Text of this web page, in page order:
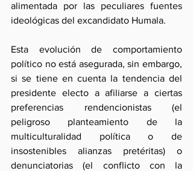
alimentada por las peculiares fuentes
ideológicas del excandidato Humala.
Esta evolución de comportamiento
político no está asegurada, sin embargo,
si se tiene en cuenta la tendencia del
presidente electo a afiliarse a ciertas
preferencias rendencionistas (el
peligroso planteamiento de la
multiculturalidad política o de
insostenibles alianzas pretéritas) o
denunciatorias (el conflicto con la